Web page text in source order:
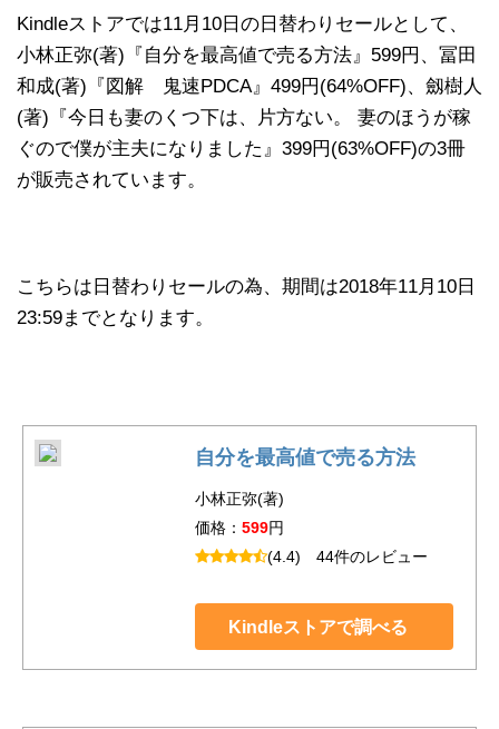
Kindleストアでは11月10日の日替わりセールとして、
小林正弥(著)『自分を最高値で売る方法』599円、冨田
和成(著)『図解 鬼速PDCA』499円(64%OFF)、劔樹人
(著)『今日も妻のくつ下は、片方ない。 妻のほうが稼
ぐので僕が主夫になりました』399円(63%OFF)の3冊
が販売されています。
こちらは日替わりセールの為、期間は2018年11月10日
23:59までとなります。
自分を最高値で売る方法
小林正弥(著)
価格： 599円
(4.4) 44件のレビュー
Kindleストアで調べる